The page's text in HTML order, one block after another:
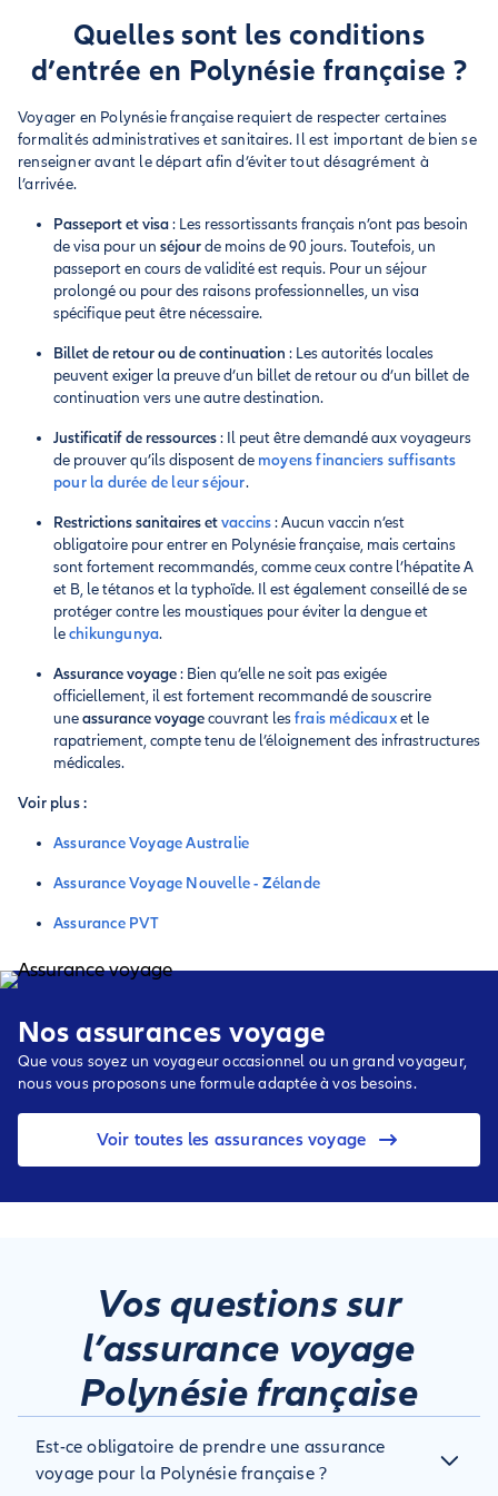
Quelles sont les conditions
d’entrée en Polynésie française ?
Voyager en Polynésie française requiert de respecter certaines
formalités administratives et sanitaires. Il est important de bien se
renseigner avant le départ afin d’éviter tout désagrément à
l’arrivée.
Passeport et visa: Les ressortissants français n’ont pas besoin
de visa pour un séjourde moins de 90 jours. Toutefois, un
passeport en cours de validité est requis. Pour un séjour
prolongé ou pour des raisons professionnelles, un visa
spécifique peut être nécessaire.
Billet de retour ou de continuation : Les autorités locales
peuvent exiger la preuve d’un billet de retour ou d’un billet de
continuation vers une autre destination.
Justificatif de ressources: Il peut être demandé aux voyageurs
de prouver qu’ils disposent de moyens financiers suffisants
pour la durée de leurséjour.
Restrictions sanitaires etvaccins: Aucun vaccin n’est
obligatoire pour entrer en Polynésie française, mais certains
sont fortement recommandés, comme ceux contre l’hépatite A
et B, le tétanos et la typhoïde. Il est également conseillé de se
protéger contre les moustiques pour éviter la dengue et
lechikungunya.
Assurance voyage: Bien qu’elle ne soit pas exigée
officiellement, il est fortement recommandé de souscrire
uneassurance voyagecouvrant lesfrais médicauxet le
rapatriement, compte tenu de l’éloignement des infrastructures
médicales.
Voir plus :
Assurance Voyage Australie
Assurance Voyage Nouvelle - Zélande
Assurance PVT
Nos assurances voyage
Que vous soyez un voyageur occasionnel ou un grand voyageur,
nous vous proposons une formule adaptée à vos besoins.
Voir toutes les assurances voyage
Vos questions sur
l’assurance voyage
Polynésie française
Est-ce obligatoire de prendre une assurance
voyage pour la Polynésie française ?